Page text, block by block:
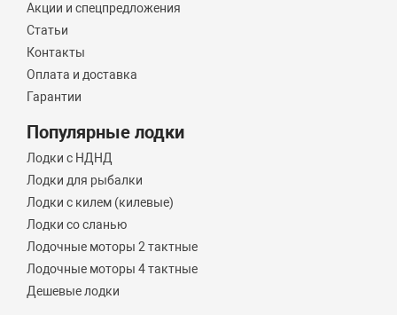
Акции и спецпредложения
Статьи
Контакты
Оплата и доставка
Гарантии
Популярные лодки
Лодки с НДНД
Лодки для рыбалки
Лодки с килем (килевые)
Лодки со сланью
Лодочные моторы 2 тактные
Лодочные моторы 4 тактные
Дешевые лодки